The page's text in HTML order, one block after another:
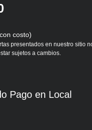
costo)
presentados en nuestro sitio
sujetos a cambios.
Pago en Local